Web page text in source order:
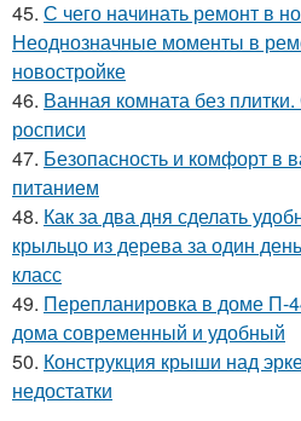
45. С чего начинать ремонт в
Неоднозначные моменты в
новостройке
46. Ванная комната без
росписи
47. Безопасность и комфорт в
питанием
48. Как за два дня сделать
крыльцо из дерева за один
класс
49. Перепланировка в доме П-
дома современный и удобный
50. Конструкция крыши над
недостатки